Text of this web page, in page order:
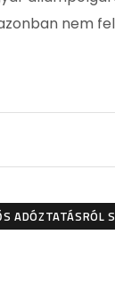
nem
ADÓZTATÁSRÓL